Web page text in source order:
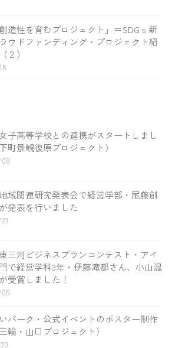
造性を育むプロジェクト」＝SDGｓ新
ウドファンディング・プロジェクト紹
２）
子高等学校との連携がスタートしまし
町景観復原プロジェクト）
域関連研究発表会で経営学部・尾藤創
発表を行いました
三河ビジネスプランコンテスト・アイ
で経営学科3年・伊藤滝都さん、小山温
受賞しました！
パーク・公式イベントのポスター制作
輪・山口プロジェクト）